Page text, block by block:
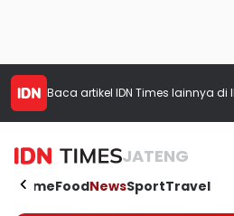
Baca artikel IDN Times lainnya di
JATENG
HomeFoodNewsSportTravel